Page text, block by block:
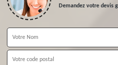
Demandez votre devis